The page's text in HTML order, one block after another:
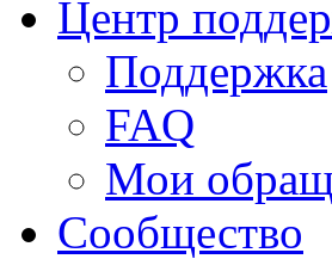
Центр
Поддержка
FAQ
Мои
Сообщество